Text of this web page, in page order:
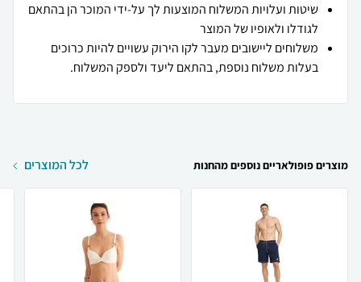
שיטות ועלויות המשלוח המוצעות לך על-ידי המוכר הן בהתאם
לגודלו ולאופיו של המוצר
משלוחים ליישובים מעבר לקו הירוק עשויים להיות כרוכים
בעלות משלוח נוספת, בהתאם ליעד ולספק המשלוח.
מוצרים פופולאריים נוספים מהחנות לכל המוצרים